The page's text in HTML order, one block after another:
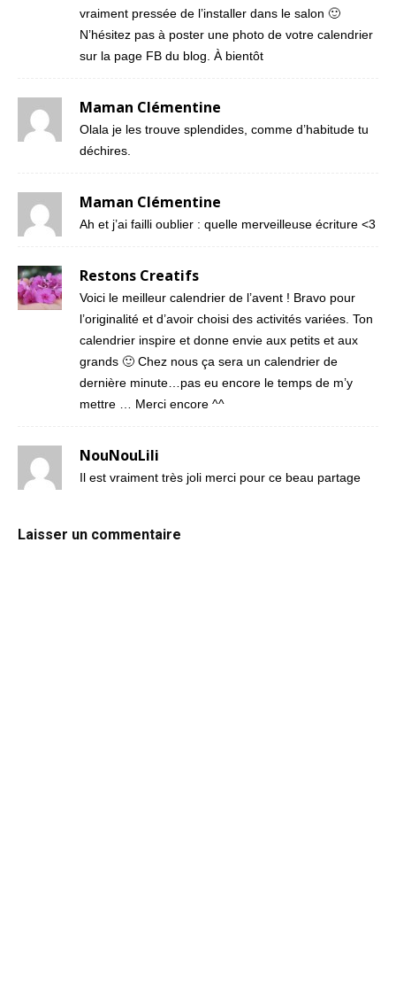
vraiment pressée de l’installer dans le salon 🙂
N’hésitez pas à poster une photo de votre calendrier
sur la page FB du blog. À bientôt
Maman Clémentine
Olala je les trouve splendides, comme d’habitude tu
déchires.
Maman Clémentine
Ah et j’ai failli oublier : quelle merveilleuse écriture <3
Restons Creatifs
Voici le meilleur calendrier de l’avent ! Bravo pour
l’originalité et d’avoir choisi des activités variées. Ton
calendrier inspire et donne envie aux petits et aux
grands 🙂 Chez nous ça sera un calendrier de
dernière minute…pas eu encore le temps de m’y
mettre … Merci encore ^^
NouNouLili
Il est vraiment très joli merci pour ce beau partage
Laisser un commentaire